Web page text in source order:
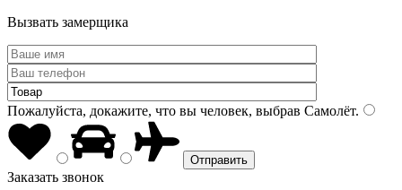
Вызвать замерщика
Пожалуйста, докажите, что вы человек, выбрав Самолёт.
Заказать звонок